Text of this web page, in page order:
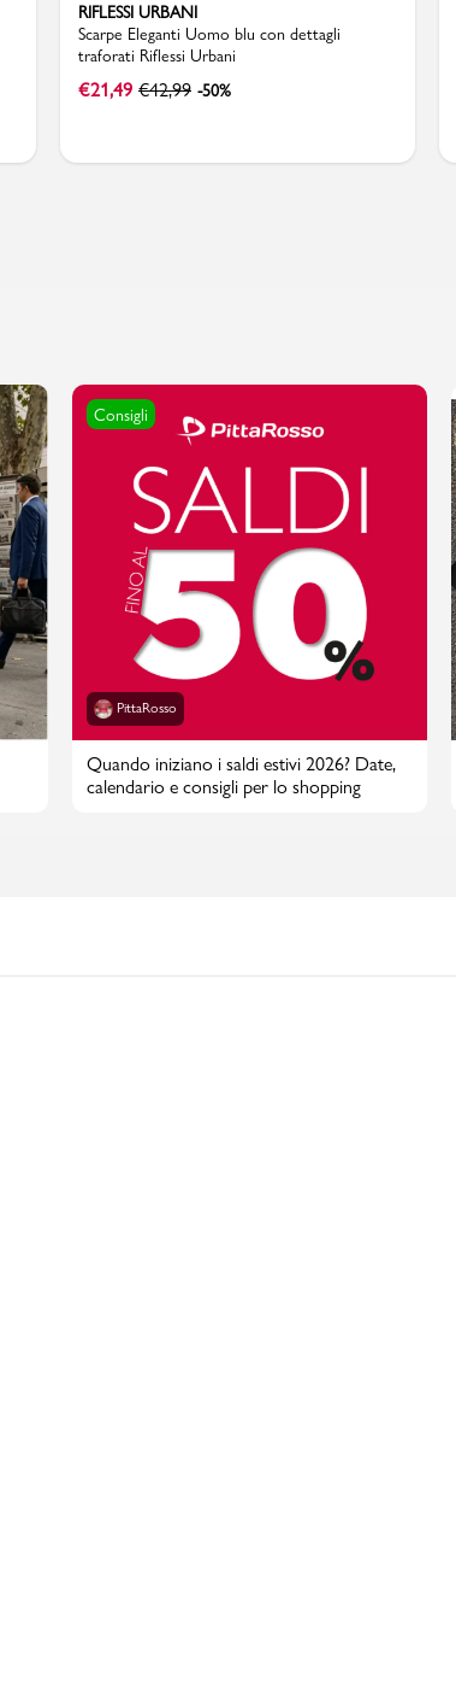
RIFLESSI URBANI
Scarpe Eleganti Uomo blu con dettagli
traforati Riflessi Urbani
€21,49 €42,99 -50%
Consigli
PittaRosso
Quando iniziano i saldi estivi 2026? Date,
calendario e consigli per lo shopping